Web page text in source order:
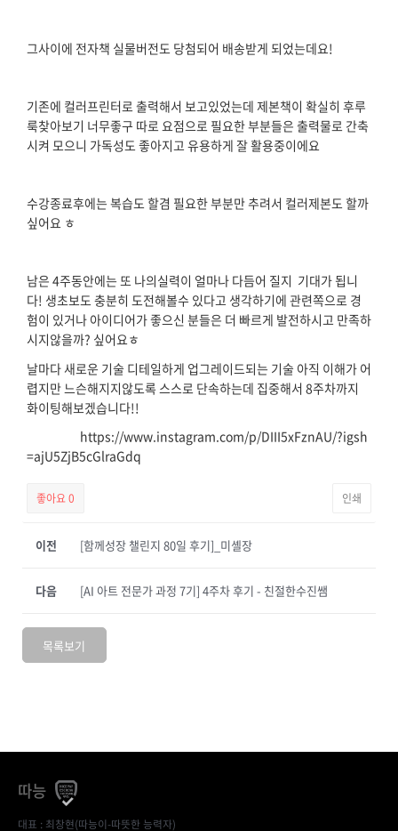
그사이에 전자책 실물버전도 당첨되어 배송받게 되었는데요!
기존에 컬러프린터로 출력해서 보고있었는데 제본책이 확실히 후루
룩찾아보기 너무좋구 따로 요점으로 필요한 부분들은 출력물로 간축
시켜 모으니 가독성도 좋아지고 유용하게 잘 활용중이에요
수강종료후에는 복습도 할겸 필요한 부분만 추려서 컬러제본도 할까
싶어요 ㅎ
남은 4주동안에는 또 나의실력이 얼마나 다듬어 질지 기대가 됩니
다! 생초보도 충분히 도전해볼수 있다고 생각하기에 관련쪽으로 경
험이 있거나 아이디어가 좋으신 분들은 더 빠르게 발전하시고 만족하
시지않을까? 싶어요ㅎ
날마다 새로운 기술 디테일하게 업그레이드되는 기술 아직 이해가 어
렵지만 느슨해지지않도록 스스로 단속하는데 집중해서 8주차까지
화이팅해보겠습니다!!
https://www.instagram.com/p/DIII5xFznAU/?igsh
=ajU5ZjB5cGlraGdq
좋아요0 인쇄
이전 [함께성장 챌린지 80일 후기]_미셸장
[AI 아트 전문가 과정 7기] 4주차 후기 - 친절한수진쌤
다음
목록보기
따능
대표 : 최창현(따능이-따뜻한 능력자)